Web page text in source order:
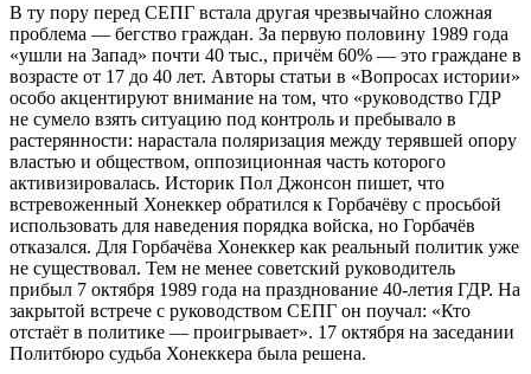
В ту пору перед СЕПГ встала другая чрезвычайно сложная
проблема — бегство граждан. За первую половину 1989 года
«ушли на Запад» почти 40 тыс., причём 60% — это граждане в
возрасте от 17 до 40 лет. Авторы статьи в «Вопросах истории»
особо акцентируют внимание на том, что «руководство ГДР
не сумело взять ситуацию под контроль и пребывало в
растерянности: нарастала поляризация между терявшей опору
властью и обществом, оппозиционная часть которого
активизировалась. Историк Пол Джонсон пишет, что
встревоженный Хонеккер обратился к Горбачёву с просьбой
использовать для наведения порядка войска, но Горбачёв
отказался. Для Горбачёва Хонеккер как реальный политик уже
не существовал. Тем не менее советский руководитель
прибыл 7 октября 1989 года на празднование 40-летия ГДР. На
закрытой встрече с руководством СЕПГ он поучал: «Кто
отстаёт в политике — проигрывает». 17 октября на заседании
Политбюро судьба Хонеккера была решена.